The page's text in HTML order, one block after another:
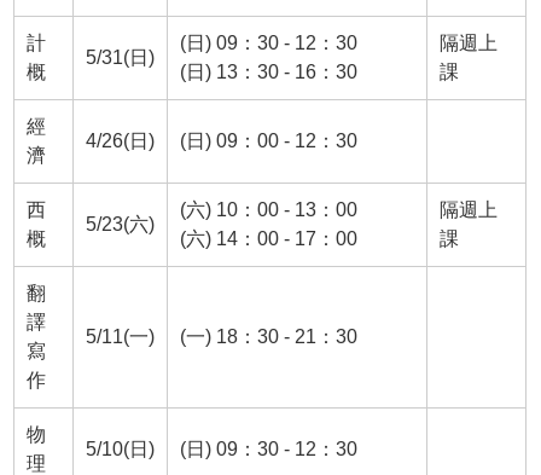
計
概
5/31(日)
(日) 09：30 - 12：30
(日) 13：30 - 16：30
隔週上
課
經
濟
4/26(日) (日) 09：00 - 12：30
西
概
5/23(六)
(六) 10：00 - 13：00
(六) 14：00 - 17：00
隔週上
課
翻
譯
寫
作
5/11(一) (一) 18：30 - 21：30
物
理
5/10(日) (日) 09：30 - 12：30